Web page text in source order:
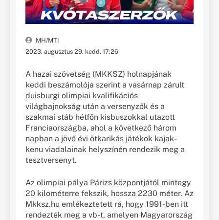
MH/MTI
2023. augusztus 29. kedd. 17:26
A hazai szövetség (MKKSZ) holnapjának
keddi beszámolója szerint a vasárnap zárult
duisburgi olimpiai kvalifikációs
világbajnokság után a versenyzők és a
szakmai stáb hétfőn kisbuszokkal utazott
Franciaországba, ahol a következő három
napban a jövő évi ötkarikás játékok kajak-
kenu viadalainak helyszínén rendezik meg a
tesztversenyt.
Az olimpiai pálya Párizs központjától mintegy
20 kilométerre fekszik, hossza 2230 méter. Az
Mkksz.hu emlékeztetett rá, hogy 1991-ben itt
rendezték meg a vb-t, amelyen Magyarország